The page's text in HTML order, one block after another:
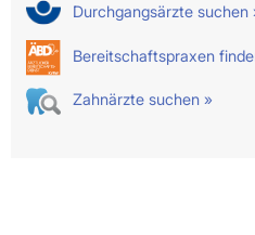
Durchgangsärzte suchen
Bereitschaftspraxen
Zahnärzte suchen »